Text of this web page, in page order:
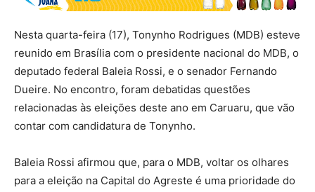
Nesta quarta-feira (17), Tonynho Rodrigues (MDB) esteve
reunido em Brasília com o presidente nacional do MDB, o
deputado federal Baleia Rossi, e o senador Fernando
Dueire. No encontro, foram debatidas questões
relacionadas às eleições deste ano em Caruaru, que vão
contar com candidatura de Tonynho.
Baleia Rossi afirmou que, para o MDB, voltar os olhares
para a eleição na Capital do Agreste é uma prioridade do